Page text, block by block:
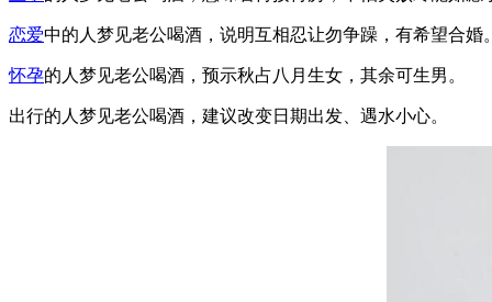
恋爱中的人梦见老公喝酒，说明互相忍让勿争躁，有希望合婚
怀孕的人梦见老公喝酒，预示秋占八月生女，其余可生男。
出行的人梦见老公喝酒，建议改变日期出发、遇水小心。